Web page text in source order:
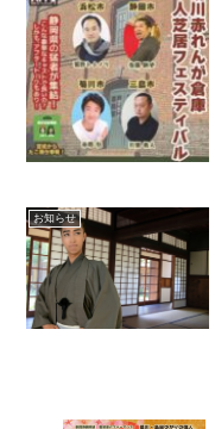
お知らせ